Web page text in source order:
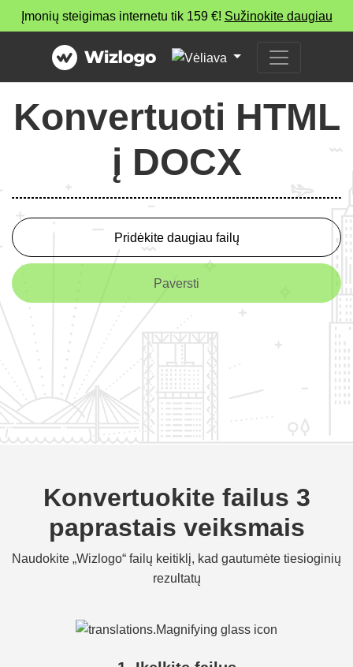
Įmonių steigimas internetu tik 159 €! Sužinokite daugiau
Konvertuoti HTML
į DOCX
Pridėkite daugiau failų
Paversti
Konvertuokite failus 3
paprastais veiksmais
Naudokite „Wizlogo“ failų keitiklį, kad gautumėte tiesioginių
rezultatų